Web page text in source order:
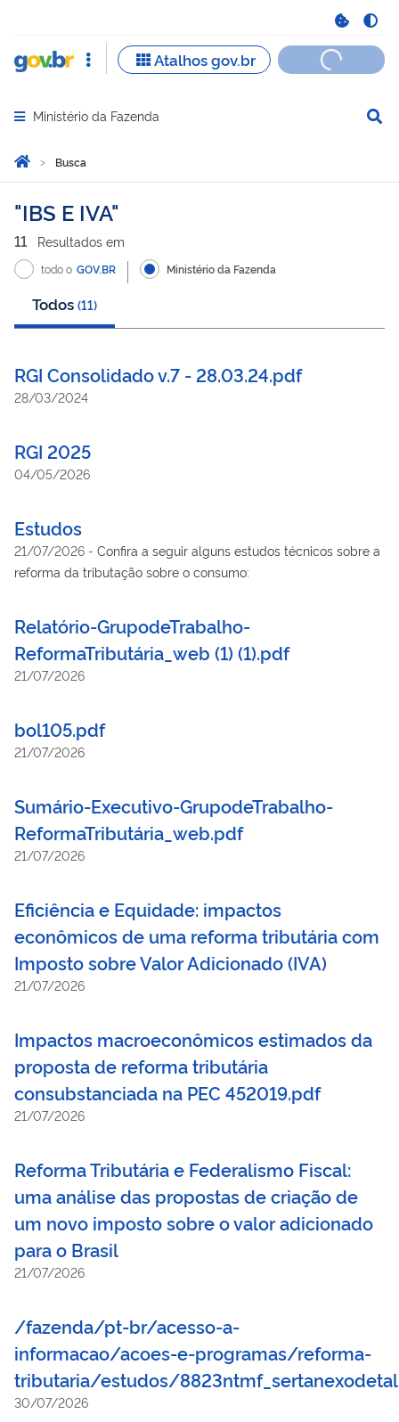
Abrir menu principal de navegação
Ministério da Fazenda
Você está aqui:
Página Inicial
Busca
Busca
IBS E IVA
11 Resultados em
todo o GOV.BR Ministério da Fazenda
Todos (11)
RGI Consolidado v.7 - 28.03.24.pdf
28/03/2024
RGI 2025
04/05/2026
Estudos
21/07/2026 - Confira a seguir alguns estudos técnicos sobre a
reforma da tributação sobre o consumo:
Relatório-GrupodeTrabalho-
ReformaTributária_web (1) (1).pdf
21/07/2026
bol105.pdf
21/07/2026
Sumário-Executivo-GrupodeTrabalho-
ReformaTributária_web.pdf
21/07/2026
Eficiência e Equidade: impactos
econômicos de uma reforma tributária com
Imposto sobre Valor Adicionado (IVA)
21/07/2026
Impactos macroeconômicos estimados da
proposta de reforma tributária
consubstanciada na PEC 452019.pdf
21/07/2026
Reforma Tributária e Federalismo Fiscal:
uma análise das propostas de criação de
um novo imposto sobre o valor adicionado
para o Brasil
21/07/2026
/fazenda/pt-br/acesso-a-
informacao/acoes-e-programas/reforma-
tributaria/estudos/
30/07/2026